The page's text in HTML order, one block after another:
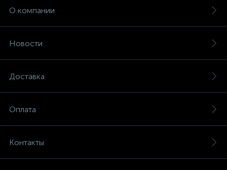
О компании
Новости
Доставка
Оплата
Контакты